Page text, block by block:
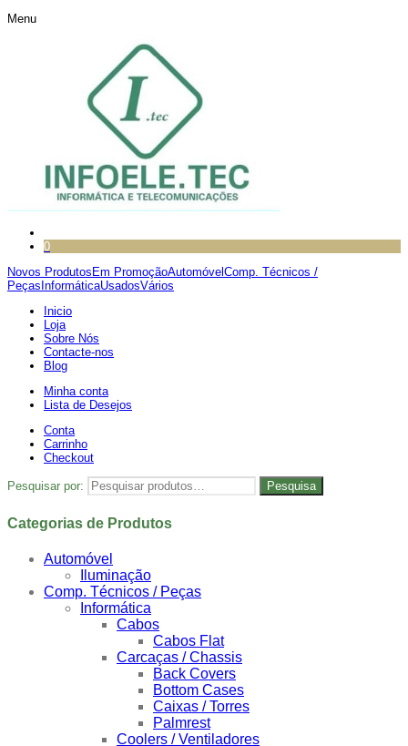
Menu
0
Novos Produtos Em PromoçãoAutomóvel Comp. Técnicos /
Peças InformáticaUsadosVários
Inicio
Loja
Sobre Nós
Contacte-nos
Blog
Minha conta
Lista de Desejos
Conta
Carrinho
Checkout
Pesquisar por: Pesquisa
Categorias de Produtos
Automóvel
Iluminação
Comp. Técnicos / Peças
Informática
Cabos
Cabos Flat
Carcaças / Chassis
Back Covers
Bottom Cases
Caixas / Torres
Palmrest
Coolers / Ventiladores